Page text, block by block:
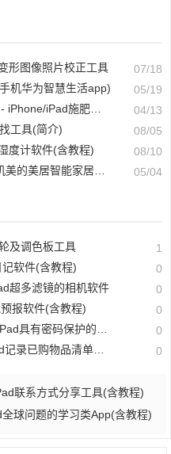
形图像照片校正工具
07/18
机华为智慧生活app)
05/19
iPad施肥计算器
04/13
工具(简介)
08/05
度计软件(含教程)
08/10
美居智能家居平台 05/04
及调色板工具 1
软件(含教程) 0
超多滤镜的相机软件 0
报软件(含教程) 0
的个人笔记记备忘录软件 0
已购物品清单软件 0
联系方式分享工具(含教程)
球问题的学习类App(含教程)